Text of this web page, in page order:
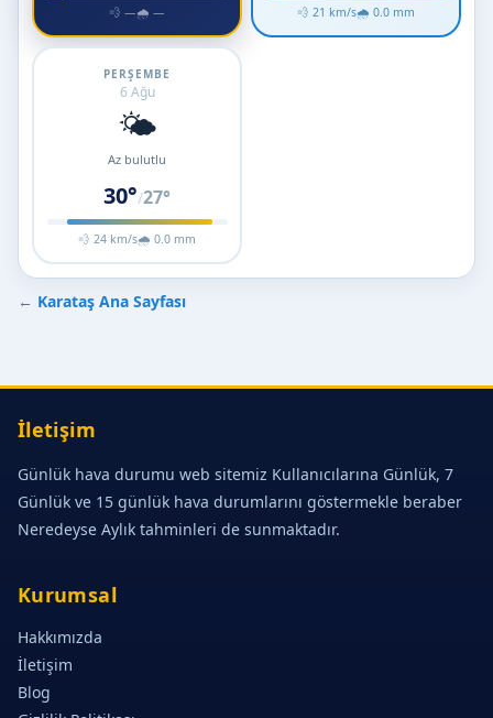
💨 —🌧 — 💨 21 km/s🌧 0.0 mm
PERŞEMBE
6 Ağu
🌤️
Az bulutlu
30°/27°
💨 24 km/s🌧 0.0 mm
← Karataş Ana Sayfası
İletişim
Günlük hava durumu web sitemiz Kullanıcılarına Günlük, 7
Günlük ve 15 günlük hava durumlarını göstermekle beraber
Neredeyse Aylık tahminleri de sunmaktadır.
Kurumsal
Hakkımızda
İletişim
Blog